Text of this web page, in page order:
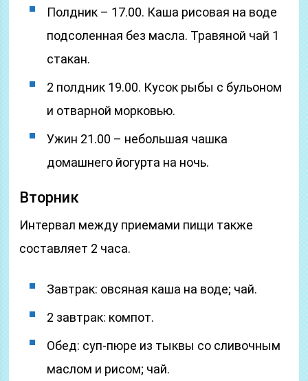
Полдник – 17.00. Каша рисовая на воде
подсоленная без масла. Травяной чай 1
стакан.
2 полдник 19.00. Кусок рыбы с бульоном
и отварной морковью.
Ужин 21.00 – небольшая чашка
домашнего йогурта на ночь.
Вторник
Интервал между приемами пищи также
составляет 2 часа.
Завтрак: овсяная каша на воде; чай.
2 завтрак: компот.
Обед: суп-пюре из тыквы со сливочным
маслом и рисом; чай.